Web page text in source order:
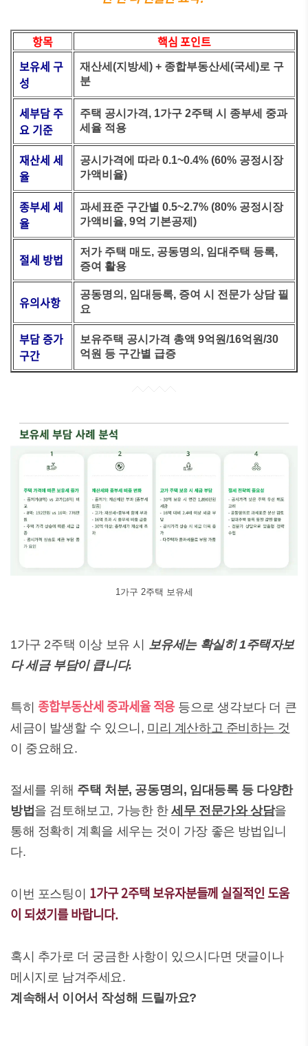
항목
핵심 포인트
보유세 구
성
재산세(지방세) + 종합부동산세(국세)로 구
분
세부담 주
요 기준
주택 공시가격, 1가구 2주택 시 종부세 중과
세율 적용
재산세 세
율
공시가격에 따라 0.1~0.4% (60% 공정시장
가액비율)
종부세 세
율
과세표준 구간별 0.5~2.7% (80% 공정시장
가액비율, 9억 기본공제)
절세 방법
저가 주택 매도, 공동명의, 임대주택 등록,
증여 활용
유의사항
공동명의, 임대등록, 증여 시 전문가 상담 필
요
부담 증가
구간
보유주택 공시가격 총액 9억원/16억원/30
억원 등 구간별 급증
1가구 2주택 보유세
1가구 2주택 이상 보유 시 보유세는 확실히 1주택자보
다 세금 부담이 큽니다.
특히 종합부동산세 중과세율 적용등으로 생각보다 더 큰
세금이 발생할 수 있으니, 미리 계산하고 준비하는 것
이 중요해요.
절세를 위해 주택 처분, 공동명의, 임대등록 등 다양한
방법 을 검토해보고, 가능한 한세무 전문가와 상담을
통해 정확히 계획을 세우는 것이 가장 좋은 방법입니
다.
이번 포스팅이 1가구 2주택 보유자분들께 실질적인 도움
이 되셨기를 바랍니다.
혹시 추가로 더 궁금한 사항이 있으시다면 댓글이나
메시지로 남겨주세요.
계속해서 이어서 작성해 드릴까요?